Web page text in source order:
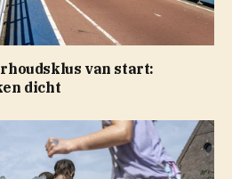
van start:
dicht